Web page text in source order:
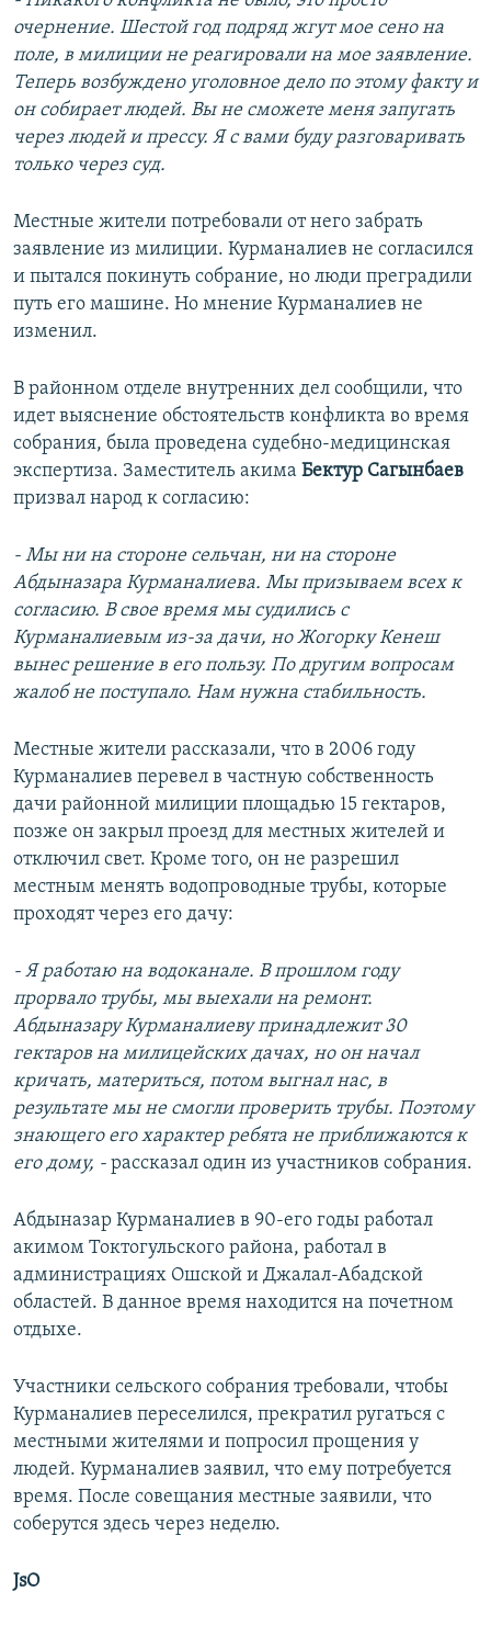
очернение. Шестой год подряд жгут мое сено на
поле, в милиции не реагировали на мое заявление.
Теперь возбуждено уголовное дело по этому факту и
он собирает людей. Вы не сможете меня запугать
через людей и прессу. Я с вами буду разговаривать
только через суд.
Местные жители потребовали от него забрать
заявление из милиции. Курманалиев не согласился
и пытался покинуть собрание, но люди преградили
путь его машине. Но мнение Курманалиев не
изменил.
В районном отделе внутренних дел сообщили, что
идет выяснение обстоятельств конфликта во время
собрания, была проведена судебно-медицинская
экспертиза. Заместитель акима Бектур Сагынбаев
призвал народ к согласию:
- Мы ни на стороне сельчан, ни на стороне
Абдыназара Курманалиева. Мы призываем всех к
согласию. В свое время мы судились с
Курманалиевым из-за дачи, но Жогорку Кенеш
вынес решение в его пользу. По другим вопросам
жалоб не поступало. Нам нужна стабильность.
Местные жители рассказали, что в 2006 году
Курманалиев перевел в частную собственность
дачи районной милиции площадью 15 гектаров,
позже он закрыл проезд для местных жителей и
отключил свет. Кроме того, он не разрешил
местным менять водопроводные трубы, которые
проходят через его дачу:
- Я работаю на водоканале. В прошлом году
прорвало трубы, мы выехали на ремонт.
Абдыназару Курманалиеву принадлежит 30
гектаров на милицейских дачах, но он начал
кричать, материться, потом выгнал нас, в
результате мы не смогли проверить трубы. Поэтому
знающего его характер ребята не приближаются к
его дому, - рассказал один из участников собрания.
Абдыназар Курманалиев в 90-его годы работал
акимом Токтогульского района, работал в
администрациях Ошской и Джалал-Абадской
областей. В данное время находится на почетном
отдыхе.
Участники сельского собрания требовали, чтобы
Курманалиев переселился, прекратил ругаться с
местными жителями и попросил прощения у
людей. Курманалиев заявил, что ему потребуется
время. После совещания местные заявили, что
соберутся здесь через неделю.
JsO